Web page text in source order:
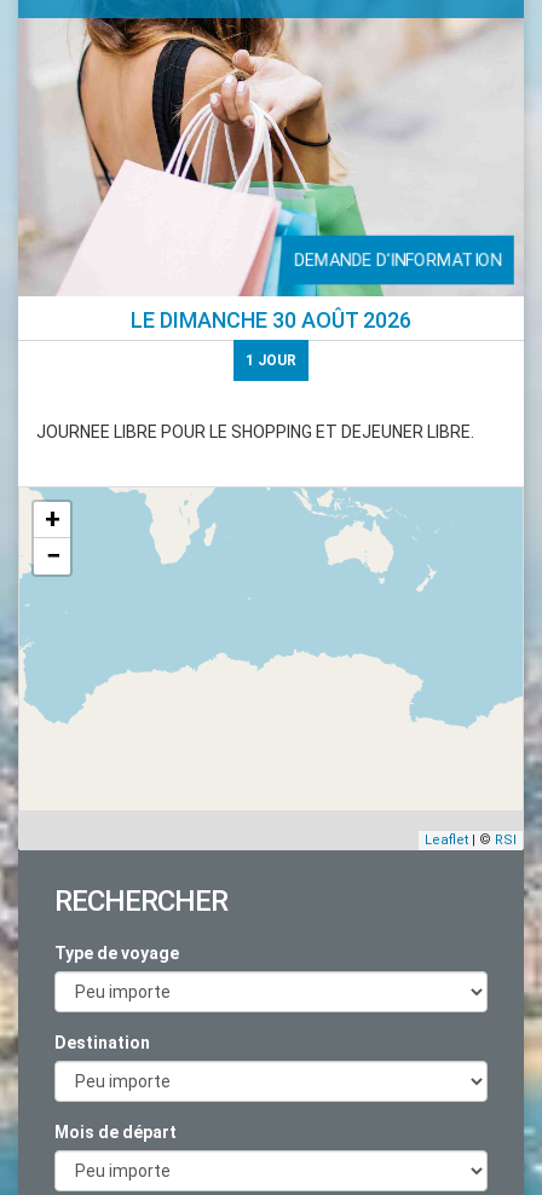
DEMANDE D'INFORMATION
LE DIMANCHE 30 AOÛT 2026
1 JOUR
JOURNEE LIBRE POUR LE SHOPPING ET DEJEUNER LIBRE.
+
−
Leaflet | © RSI
RECHERCHER
Type de voyage
Destination
Mois de départ